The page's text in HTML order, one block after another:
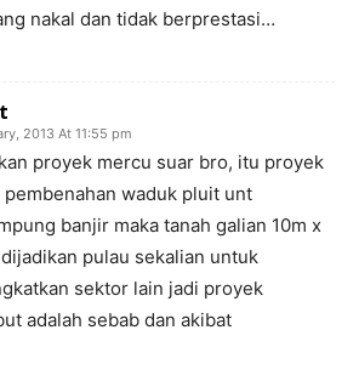
nakal dan tidak berprestasi…
2013 At 11:55 pm
proyek mercu suar bro, itu proyek
pembenahan waduk pluit unt
banjir maka tanah galian 10m x
pulau sekalian untuk
sektor lain jadi proyek
adalah sebab dan akibat